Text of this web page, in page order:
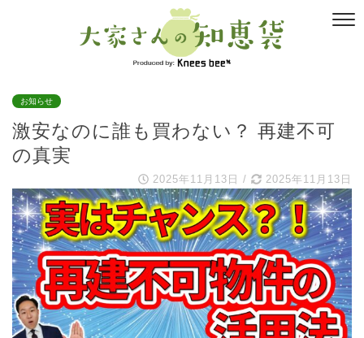
お知らせ
激安なのに誰も買わない？ 再建不可
の真実
2025年11月13日 / 2025年11月13日